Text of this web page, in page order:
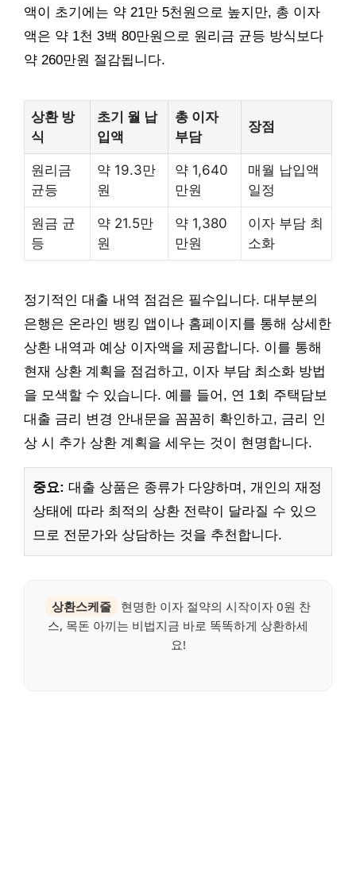
액이 초기에는 약 21만 5천원으로 높지만, 총 이자
액은 약 1천 3백 80만원으로 원리금 균등 방식보다
약 260만원 절감됩니다.
상환 방
식
초기 월 납
입액
총 이자
부담
장점
원리금
균등
약 19.3만
원
약 1,640
만원
매월 납입액
일정
원금 균
등
약 21.5만
원
약 1,380
만원
이자 부담 최
소화
정기적인 대출 내역 점검은 필수입니다. 대부분의
은행은 온라인 뱅킹 앱이나 홈페이지를 통해 상세한
상환 내역과 예상 이자액을 제공합니다. 이를 통해
현재 상환 계획을 점검하고, 이자 부담 최소화 방법
을 모색할 수 있습니다. 예를 들어, 연 1회 주택담보
대출 금리 변경 안내문을 꼼꼼히 확인하고, 금리 인
상 시 추가 상환 계획을 세우는 것이 현명합니다.
중요: 대출 상품은 종류가 다양하며, 개인의 재정
상태에 따라 최적의 상환 전략이 달라질 수 있으
므로 전문가와 상담하는 것을 추천합니다.
상환스케줄
현명한 이자 절약의 시작이자 0원 찬
스, 목돈 아끼는 비법지금 바로 똑똑하게 상환하세
요!